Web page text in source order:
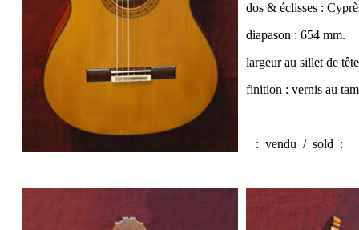
dos & éclisses :
diapason : 654 mm.
largeur au sillet de
finition : vernis au
: vendu / sold :